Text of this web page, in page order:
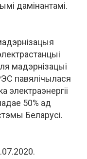
дамінантамі.
мадэрнізацыі
павялічылася
электраэнергіі
50% ад
Беларусі.